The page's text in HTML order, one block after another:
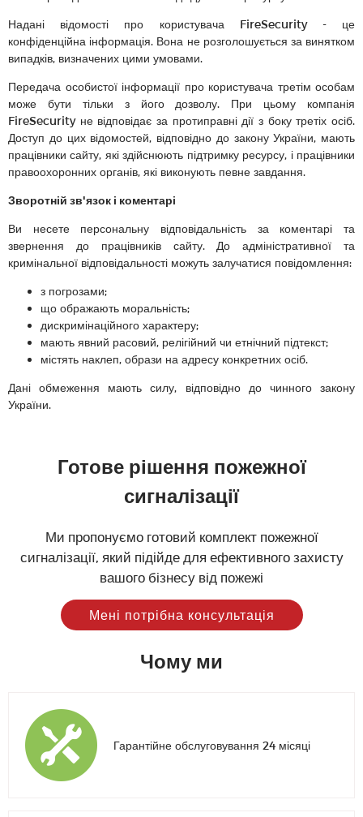
Надані відомості про користувача FireSecurity - це
конфіденційна інформація. Вона не розголошується за винятком
випадків, визначених цими умовами.
Передача особистої інформації про користувача третім особам
може бути тільки з його дозволу. При цьому компанія
FireSecurity не відповідає за протиправні дії з боку третіх осіб.
Доступ до цих відомостей, відповідно до закону України, мають
працівники сайту, які здійснюють підтримку ресурсу, і працівники
правоохоронних органів, які виконують певне завдання.
Зворотній зв'язок і коментарі
Ви несете персональну відповідальність за коментарі та
звернення до працівників сайту. До адміністративної та
кримінальної відповідальності можуть залучатися повідомлення:
з погрозами;
що ображають моральність;
дискримінаційного характеру;
мають явний расовий, релігійний чи етнічний підтекст;
містять наклеп, образи на адресу конкретних осіб.
Дані обмеження мають силу, відповідно до чинного закону
України.
Готове рішення пожежної
сигналізації
Ми пропонуємо готовий комплект пожежної
сигналізації, який підійде для ефективного захисту
вашого бізнесу від пожежі
Мені потрібна консультація
Чому ми
Гарантійне обслуговування 24 місяці